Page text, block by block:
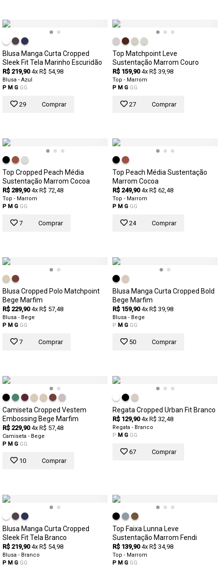
Blusa Manga Curta Cropped
Sleek Fit Tela Marinho Escuridão
R$ 219,90 4x R$ 54,98
Blusa - Azul
P M G GG
29 Comprar
Top Matchpoint Leve
Sustentação Marrom Couro
R$ 159,90 4x R$ 39,98
Top - Marrom
P M G GG
27 Comprar
Top Cropped Peach Média
Sustentação Marrom Cocoa
R$ 289,90 4x R$ 72,48
Top - Marrom
P M G GG
7 Comprar
Top Peach Média Sustentação
Marrom Cocoa
R$ 249,90 4x R$ 62,48
Top - Marrom
P M G GG
24 Comprar
Blusa Cropped Polo Matchpoint
Bege Marfim
R$ 229,90 4x R$ 57,48
Blusa - Bege
P M G GG
7 Comprar
Blusa Manga Curta Cropped Bold
Bege Marfim
R$ 159,90 4x R$ 39,98
Blusa - Bege
P M G GG
50 Comprar
Camiseta Cropped Vestem
Embossing Bege Marfim
R$ 229,90 4x R$ 57,48
Camiseta - Bege
P M G GG
10 Comprar
Regata Cropped Urban Fit Branco
R$ 129,90 4x R$ 32,48
Regata - Branco
P M G GG
67 Comprar
Blusa Manga Curta Cropped
Sleek Fit Tela Branco
R$ 219,90 4x R$ 54,98
Blusa - Branco
P M G GG
Top Faixa Lunna Leve
Sustentação Marrom Fendi
R$ 139,90 4x R$ 34,98
Top - Marrom
P M G GG